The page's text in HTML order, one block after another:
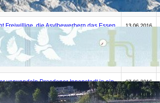
das Recht, Frau Merkel? 30.06.2016
Freiwillige, die Asylbewerbern das Essen
Stock tragen
13.06.2016
als Gauck-Nachfolger? Wollt Ihr uns
Rot-Rot-Grün?
verwandeln Dresdener Innenstadt in ein
07.06.2016